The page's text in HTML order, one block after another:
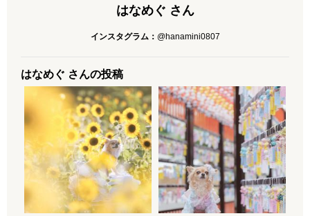
はなめぐ さん
インスタグラム： @hanamini0807
はなめぐ さんの投稿